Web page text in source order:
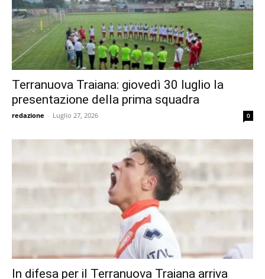
Terranuova Traiana: giovedì 30 luglio la
presentazione della prima squadra
redazione - Luglio 27, 2026 0
In difesa per il Terranuova Traiana arriva